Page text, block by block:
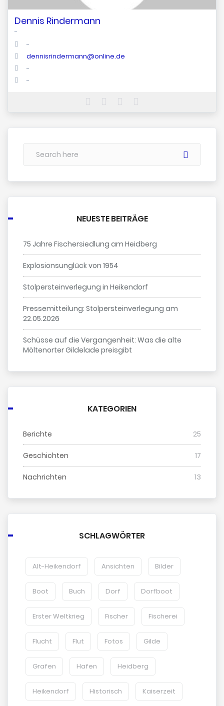
Dennis Rindermann
-
-
dennisrindermann@online.de
-
-
NEUESTE BEITRÄGE
75 Jahre Fischersiedlung am Heidberg
Explosionsunglück von 1954
Stolpersteinverlegung in Heikendorf
Pressemitteilung: Stolpersteinverlegung am
22.05.2026
Schüsse auf die Vergangenheit: Was die alte
Möltenorter Gildelade preisgibt
KATEGORIEN
Berichte 25
Geschichten 17
Nachrichten 13
SCHLAGWÖRTER
Alt-Heikendorf Ansichten Bilder
Boot Buch Dorf Dorfboot
Erster Weltkrieg Fischer Fischerei
Flucht Flut Fotos Gilde
Grafen Hafen Heidberg
Heikendorf Historisch Kaiserzeit